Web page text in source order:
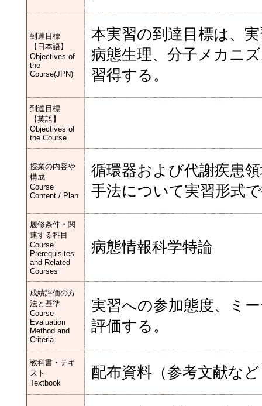
到達目標
【日本語】
Objectives of
the
Course(JPN)
本実習の到達目標は、
病態生理、分子メカニ
習得する。
到達目標
【英語】
Objectives of
the Course
授業の内容や
構成
Course
Content / Plan
循環器および代謝疾患
手法について実習形式
履修条件・関
連する科目
Course
Prerequisites
and Related
Courses
病態情報科学特論
成績評価の方
法と基準
Course
Evaluation
Method and
Criteria
実習への参加態度、ミ
評価する。
教科書・テキ
スト
Textbook
配布資料（参考文献な